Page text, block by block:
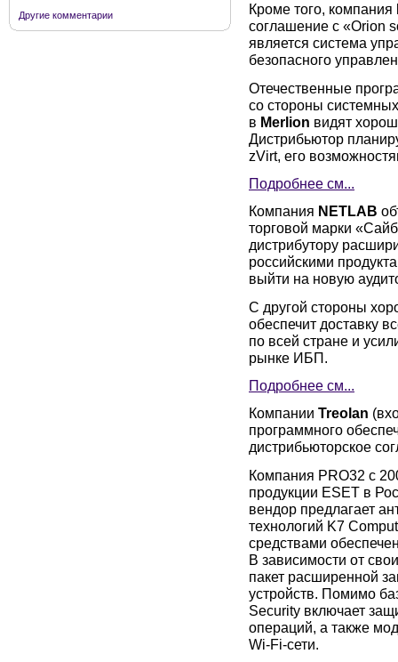
Другие комментарии
Кроме того, компания
соглашение с «Orion
является система
безопасного
Отечественные
со стороны
в Merlion видят
Дистрибьютор
zVirt, его
Подробнее см...
Компания NETLAB
торговой марки
дистрибутору
российскими
выйти на новую
С другой стороны
обеспечит доставку
по всей стране и
рынке ИБП.
Подробнее см...
Компании Treolan
программного
дистрибьюторское
Компания PRO32 с
продукции ESET в
вендор предлагает
технологий K7
средствами
В зависимости от
пакет расширенной
устройств. Помимо
Security включает
операций, а также
Wi-Fi-сети.